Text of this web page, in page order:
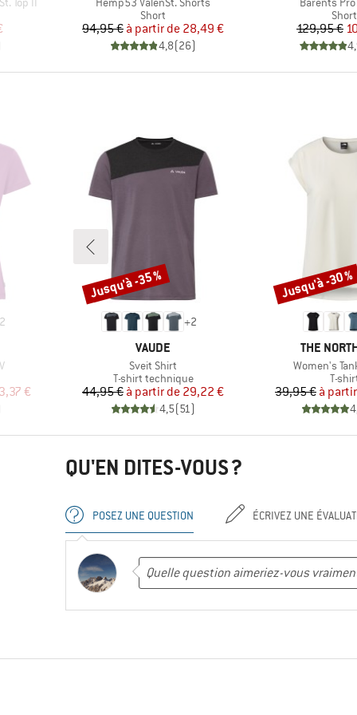
Product group
Short
Prix
94,95 € Prix réduit
à partir de 28,49 €
4,8(26)
Short
129,95 €
2
€
+2
MARQUE
VAUDE
Article
Sveit Shirt
Product group
T-shirt technique
Prix
44,95 € Prix réduit
à partir de 29,22 €
4,5(51)
Remise
Jusqu'à -35 %
MARQUE
THE
Article
Women's
T-
39,95 € à
Remise
Jusqu'à -30 %
QU'EN DITES-VOUS ?
POSEZ UNE QUESTION ÉCRIVEZ UNE